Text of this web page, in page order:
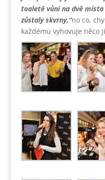
toaletě vůni na dvě
zůstaly skvrny,“no co,
každému vyhovuje něco